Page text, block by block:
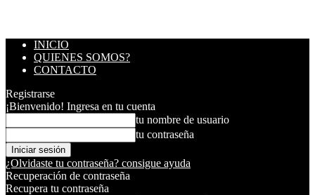
INICIO
QUIENES SOMOS?
CONTACTO
Registrarse
¡Bienvenido! Ingresa en tu cuenta
tu nombre de usuario
tu contraseña
¿Olvidaste tu contraseña? consigue ayuda
Recuperación de contraseña
Recupera tu contraseña